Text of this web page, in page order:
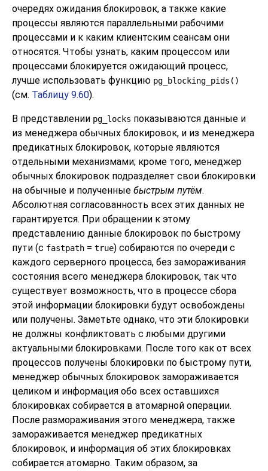
очередях ожидания блокировок, а также какие
процессы являются параллельными рабочими
процессами и к каким клиентским сеансам они
относятся. Чтобы узнать, каким процессом или
процессами блокируется ожидающий процесс,
лучше использовать функцию pg_blocking_pids()
(см. Таблицу 9.60).
В представлении pg_locks показываются данные и
из менеджера обычных блокировок, и из менеджера
предикатных блокировок, которые являются
отдельными механизмами; кроме того, менеджер
обычных блокировок подразделяет свои блокировки
на обычные и полученные быстрым путём.
Абсолютная согласованность всех этих данных не
гарантируется. При обращении к этому
представлению данные блокировок по быстрому
пути (с fastpath = true) собираются по очереди с
каждого серверного процесса, без замораживания
состояния всего менеджера блокировок, так что
существует возможность, что в процессе сбора
этой информации блокировки будут освобождены
или получены. Заметьте однако, что эти блокировки
не должны конфликтовать с любыми другими
актуальными блокировками. После того как от всех
процессов получены блокировки по быстрому пути,
менеджер обычных блокировок замораживается
целиком и информация обо всех оставшихся
блокировках собирается в атомарной операции.
После размораживания этого менеджера, также
замораживается менеджер предикатных
блокировок, и информация об этих блокировках
собирается атомарно. Таким образом, за